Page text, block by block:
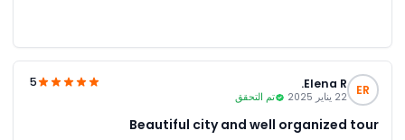
ER
Elena R.
22 يناير 2025 تم التحقق
5
Beautiful city and well organized tour